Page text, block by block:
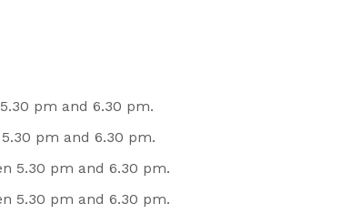
pm and 6.30 pm.
pm and 6.30 pm.
5.30 pm and 6.30 pm.
5.30 pm and 6.30 pm.